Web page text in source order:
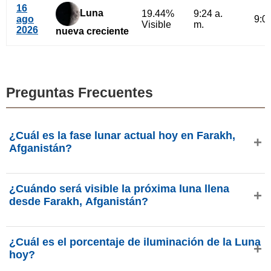
16
ago
2026
Luna
nueva creciente
19.44%
Visible
9:24 a.
m.
Preguntas Frecuentes
¿Cuál es la fase lunar actual hoy en Farakh,
Afganistán?
Luna está en la faseCuarto Menguante con 47.3% de
iluminación, tiene 22.4 días de edad y se encuentra en la
¿Cuándo será visible la próxima luna llena
desde Farakh, Afganistán?
2026, aproximadamente a las 6:29 p. m. (hora Asia/Kabul
para Farakh, Afganistán), según phasesmoon.com.
¿Cuál es el porcentaje de iluminación de la Luna
hoy?